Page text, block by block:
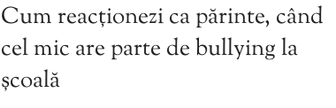
Cum reacționezi ca părinte, când
cel mic are parte de bullying la
școală